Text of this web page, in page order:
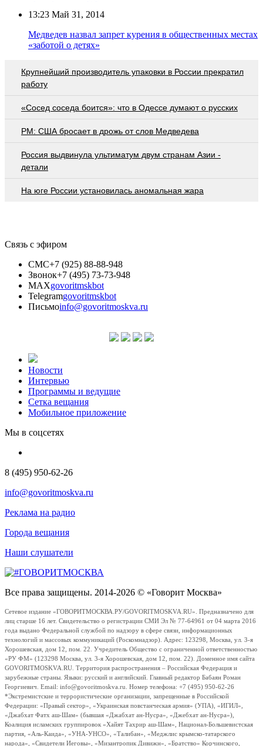
13:23 Май 31, 2014
Медведев назвал запрет курения в общественных местах
«заботой о детях»
Крупнейший производитель упаковки в России прекратил
работу
«Сосед соседа боится»: что в Одессе думают о русских
PM: США бросает в дрожь от слов Медведева
Россия выдвинула ультиматум двум странам Азии -
детали
На юге России установилась аномальная жара
Связь с эфиром
СМС+7 (925) 88-88-948
Звонок+7 (495) 73-73-948
MAXgovoritmskbot
Telegramgovoritmskbot
Письмоinfo@govoritmoskva.ru
Новости
Интервью
Программы и ведущие
Сетка вещания
Мобильное приложение
Мы в соцсетях
8 (495) 950-62-26
info@govoritmoskva.ru
Реклама на радио
Города вещания
Наши слушатели
Все права защищены. 2014-2026 © «Говорит Москва»
Сетевое издание «ГОВОРИТМОСКВА.РУ/GOVORITMOSKVA.RU». Предназначено для
лиц старше 16 лет. Свидетельство о регистрации СМИ Эл № 77-64961 от 04 марта 2016
года выдано Федеральной службой по надзору в сфере связи, информационных
технологий и массовых коммуникаций (Роскомнадзор). Адрес: 123298, Москва, ул. 3-я
Хорошевская, дом 12, пом. 22. Учредитель Общество с ограниченной ответственностью
«РУ ФМ» (123298 Москва, ул. 3-я Хорошевская, дом 12, пом. 22). Доменное имя сайта
GOVORITMOSKVA.RU. Территория распространения – Российская Федерация и
зарубежные страны. Языки: русский и английский. Главный редактор Бабаян Роман
Георгиевич. Email: info@govoritmoskva.ru. Номер телефона: +7 (495) 950-62-26
*Экстремистские и террористические организации, запрещенные в Российской
Федерации: «Правый сектор», «Украинская повстанческая армия» (УПА), «ИГИЛ»,
«Джабхат Фатх аш-Шам» (бывшая «Джабхат ан-Нусра», «Джебхат ан-Нусра»),
Коалиция исламских группировок «Хайят Тахрир аш-Шам», Национал-Большевистская
партия, «Аль-Каида», «УНА-УНСО», «Талибан», «Меджлис крымско-татарского
народа», «Свидетели Иеговы», «Мизантропик Дивижн», «Братство» Корчинского,